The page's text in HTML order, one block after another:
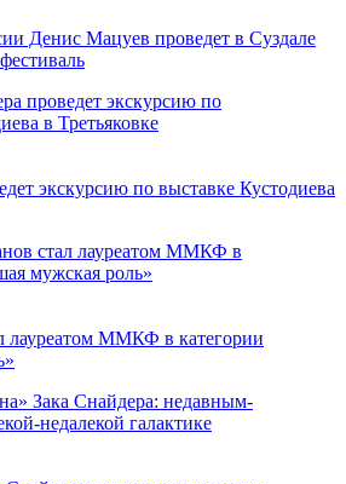
Денис Мацуев проведет в Суздале
экскурсию по выставке Кустодиева
лауреатом ММКФ в категории